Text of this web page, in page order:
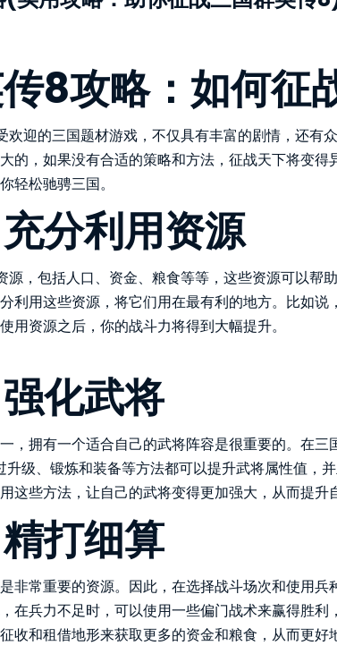
8攻略：如何征
欢迎的三国题材游戏，不仅具有丰富的剧情，还有
的，如果没有合适的策略和方法，征战天下将变得
轻松驰骋三国。
分利用资源
源，包括人口、资金、粮食等等，这些资源可以帮
利用这些资源，将它们用在最有利的地方。比如说
用资源之后，你的战斗力将得到大幅提升。
化武将
，拥有一个适合自己的武将阵容是很重要的。在
升级、锻炼和装备等方法都可以提升武将属性值，
这些方法，让自己的武将变得更加强大，从而提升
打细算
非常重要的资源。因此，在选择战斗场次和使用兵
在兵力不足时，可以使用一些偏门战术来赢得胜利
收和租借地形来获取更多的资金和粮食，从而更好